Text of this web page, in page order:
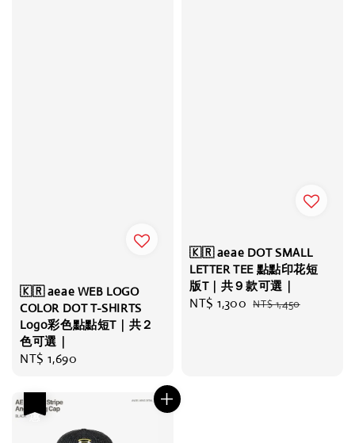
🇰🇷 aeae WEB LOGO
COLOR DOT T-SHIRTS
Logo彩色點點短T｜共２
色可選｜
Regular
NT$ 1,690
🇰🇷 aeae DOT SMALL
LETTER TEE 點點印花短
版T｜共９款可選｜
Sale
NT$ 1,300 Regular
NT$ 1,450